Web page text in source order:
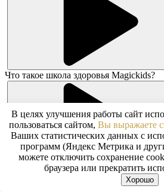
Что такое школа здоровья Magickids?
Что безопаснее наркоз или местная
В целях улучшения работы сайт
пользоваться сайтом, Вы выражаете
Ваших статистических данных с
программ (Яндекс Метрика и
можете отключить сохранение
браузера или прекратить
Хорошо